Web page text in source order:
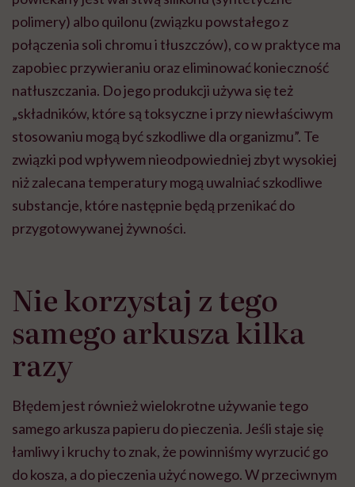
polimery) albo quilonu (związku powstałego z
połączenia soli chromu i tłuszczów), co w praktyce ma
zapobiec przywieraniu oraz eliminować konieczność
natłuszczania. Do jego produkcji używa się też
„składników, które są toksyczne i przy niewłaściwym
stosowaniu mogą być szkodliwe dla organizmu”. Te
związki pod wpływem nieodpowiedniej zbyt wysokiej
niż zalecana temperatury mogą uwalniać szkodliwe
substancje, które następnie będą przenikać do
przygotowywanej żywności.
Nie korzystaj z tego
samego arkusza kilka
razy
Błędem jest również wielokrotne używanie tego
samego arkusza papieru do pieczenia. Jeśli staje się
łamliwy i kruchy to znak, że powinniśmy wyrzucić go
do kosza, a do pieczenia użyć nowego. W przeciwnym